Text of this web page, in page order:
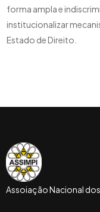
forma ampla e
institucionalizar
Estado de Direito.
Assoiação Nacional dos